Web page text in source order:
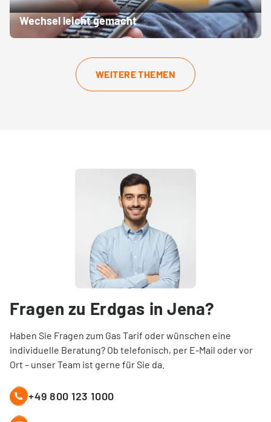
tarif-fernbedienung-mark-e
Wechsel leicht gemacht
WEITERE THEMEN
Fragen zu Erdgas inJena?
Haben Sie Fragen zum Gas Tarif oder wünschen eine
individuelle Beratung? Ob telefonisch, per E-Mail oder vor
Ort – unser Team ist gerne für Sie da.
+49 800 123 1000